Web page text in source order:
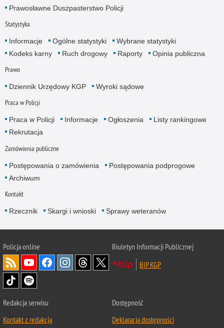
Prawosławne Duszpasterstwo Policji
Statystyka
Informacje Ogólne statystyki
Wybrane statystyki
Kodeks karny
Ruch drogowy Raporty Opinia publiczna
Prawo
Dziennik Urzędowy KGP Wyroki sądowe
Praca w Policji
Praca w Policji Informacje Ogłoszenia
Listy rankingowe
Rekrutacja
Zamówienia publiczne
Postępowania o zamówienia
Postępowania podprogowe
Archiwum
Kontakt
Rzecznik Skargi i wnioski Sprawy weteranów
Policjaonline
Biuletyn Informacji Publicznej
BIP KGP
Redakcja serwisu
Kontakt z redakcją
Dostępność
Deklaracja dostępności